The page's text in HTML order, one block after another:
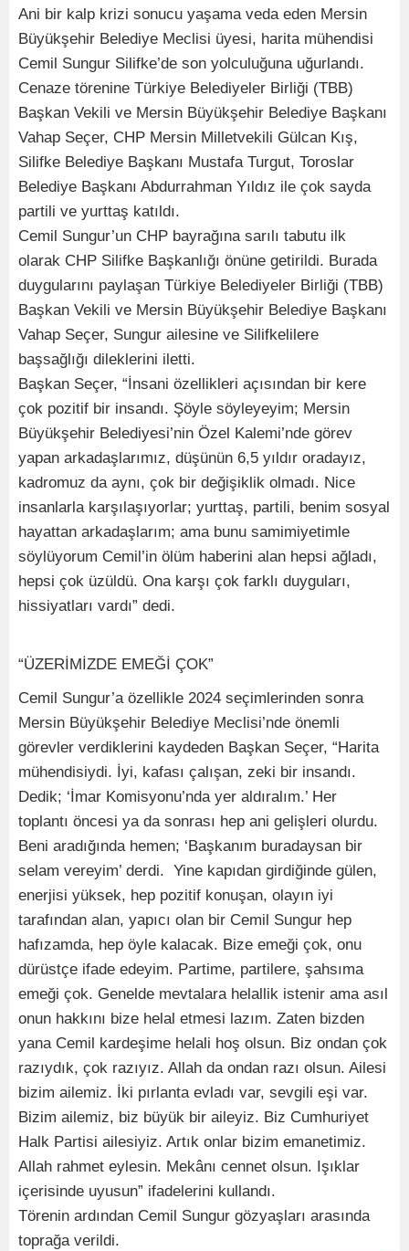
Ani bir kalp krizi sonucu yaşama veda eden Mersin
Büyükşehir Belediye Meclisi üyesi, harita mühendisi
Cemil Sungur Silifke’de son yolculuğuna uğurlandı.
Cenaze törenine Türkiye Belediyeler Birliği (TBB)
Başkan Vekili ve Mersin Büyükşehir Belediye Başkanı
Vahap Seçer, CHP Mersin Milletvekili Gülcan Kış,
Silifke Belediye Başkanı Mustafa Turgut, Toroslar
Belediye Başkanı Abdurrahman Yıldız ile çok sayda
partili ve yurttaş katıldı.
Cemil Sungur’un CHP bayrağına sarılı tabutu ilk
olarak CHP Silifke Başkanlığı önüne getirildi. Burada
duygularını paylaşan Türkiye Belediyeler Birliği (TBB)
Başkan Vekili ve Mersin Büyükşehir Belediye Başkanı
Vahap Seçer, Sungur ailesine ve Silifkelilere
başsağlığı dileklerini iletti.
Başkan Seçer, “İnsani özellikleri açısından bir kere
çok pozitif bir insandı. Şöyle söyleyeyim; Mersin
Büyükşehir Belediyesi’nin Özel Kalemi’nde görev
yapan arkadaşlarımız, düşünün 6,5 yıldır oradayız,
kadromuz da aynı, çok bir değişiklik olmadı. Nice
insanlarla karşılaşıyorlar; yurttaş, partili, benim sosyal
hayattan arkadaşlarım; ama bunu samimiyetimle
söylüyorum Cemil’in ölüm haberini alan hepsi ağladı,
hepsi çok üzüldü. Ona karşı çok farklı duyguları,
hissiyatları vardı” dedi.
“ÜZERİMİZDE EMEĞİ ÇOK”
Cemil Sungur’a özellikle 2024 seçimlerinden sonra
Mersin Büyükşehir Belediye Meclisi’nde önemli
görevler verdiklerini kaydeden Başkan Seçer, “Harita
mühendisiydi. İyi, kafası çalışan, zeki bir insandı.
Dedik; ‘İmar Komisyonu’nda yer aldıralım.’ Her
toplantı öncesi ya da sonrası hep ani gelişleri olurdu.
Beni aradığında hemen; ‘Başkanım buradaysan bir
selam vereyim’ derdi. Yine kapıdan girdiğinde gülen,
enerjisi yüksek, hep pozitif konuşan, olayın iyi
tarafından alan, yapıcı olan bir Cemil Sungur hep
hafızamda, hep öyle kalacak. Bize emeği çok, onu
dürüstçe ifade edeyim. Partime, partilere, şahsıma
emeği çok. Genelde mevtalara helallik istenir ama asıl
onun hakkını bize helal etmesi lazım. Zaten bizden
yana Cemil kardeşime helali hoş olsun. Biz ondan çok
razıydık, çok razıyız. Allah da ondan razı olsun. Ailesi
bizim ailemiz. İki pırlanta evladı var, sevgili eşi var.
Bizim ailemiz, biz büyük bir aileyiz. Biz Cumhuriyet
Halk Partisi ailesiyiz. Artık onlar bizim emanetimiz.
Allah rahmet eylesin. Mekânı cennet olsun. Işıklar
içerisinde uyusun” ifadelerini kullandı.
Törenin ardından Cemil Sungur gözyaşları arasında
toprağa verildi.